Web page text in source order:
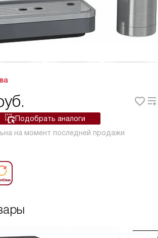
Подобрать аналоги
на момент последней продажи